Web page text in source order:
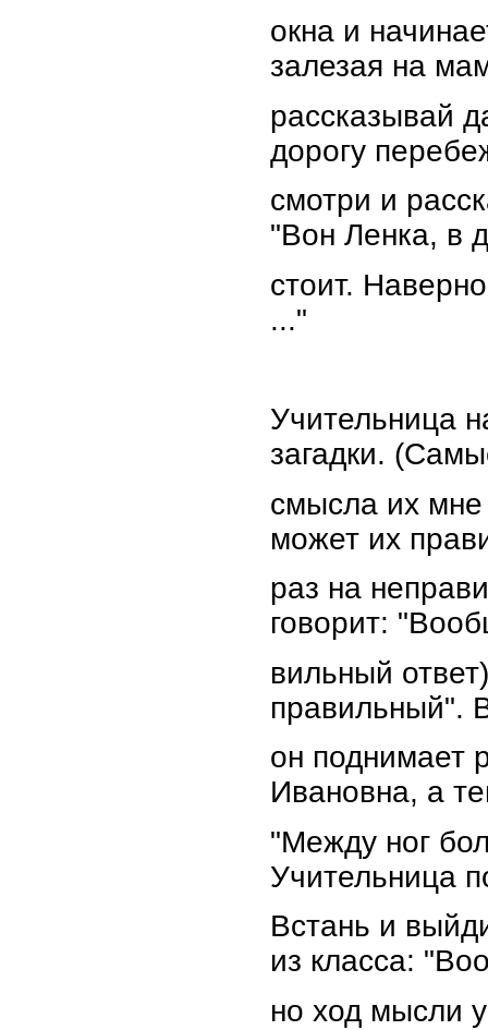
окна и
залезая на
рассказывай
дорогу
смотри и
"Вон Ленка, в
стоит.
..."
Учительница
загадки.
смысла их мне
может их
раз на
говорит:
вильный
правильный".
он поднимает
Ивановна, а
"Между ног
Учительница
Встань и
из класса:
но ход мысли